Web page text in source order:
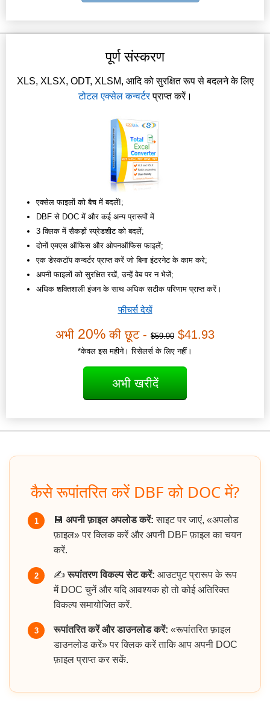
पूर्ण संस्करण
XLS, XLSX, ODT, XLSM, आदि को सुरक्षित रूप से बदलने के लिए
टोटल एक्सेल कन्वर्टरप्राप्त करें।
एक्सेल फाइलों को बैच में बदलें!;
DBF से DOC में और कई अन्य प्रारूपों में
3 क्लिक में सैकड़ों स्प्रेडशीट को बदलें;
दोनों एमएस ऑफिस और ओपनऑफिस फाइलें;
एक डेस्कटॉप कन्वर्टर प्राप्त करें जो बिना इंटरनेट के काम करे;
अपनी फाइलों को सुरक्षित रखें, उन्हें वेब पर न भेजें;
अधिक शक्तिशाली इंजन के साथ अधिक सटीक परिणाम प्राप्त करें।
फीचर्स देखें
अभी 20% की छूट - $59.90 $41.93
*केवल इस महीने। रिसेलर्स के लिए नहीं।
अभी खरीदें
कैसे रूपांतरित करें DBF को DOC में?
1 💾 अपनी फ़ाइल अपलोड करें: साइट पर जाएं, «अपलोड
फ़ाइल» पर क्लिक करें और अपनी DBF फ़ाइल का चयन
करें.
2 ✍️रूपांतरण विकल्प सेट करें: आउटपुट प्रारूप के रूप
में DOC चुनें और यदि आवश्यक हो तो कोई अतिरिक्त
विकल्प समायोजित करें.
3 रूपांतरित करें और डाउनलोड करें: «रूपांतरित फ़ाइल
डाउनलोड करें» पर क्लिक करें ताकि आप अपनी DOC
फ़ाइल प्राप्त कर सकें.